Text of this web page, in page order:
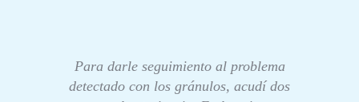
Para darle seguimiento al problema
detectado con los gránulos, acudí dos